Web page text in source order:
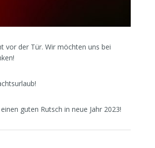
vor der Tür. Wir möchten uns bei
guten Rutsch in neue Jahr 2023!